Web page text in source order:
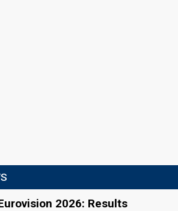
2026: Results